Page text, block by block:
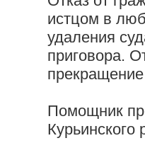
истцом в
удаления
приговора.
Помощник